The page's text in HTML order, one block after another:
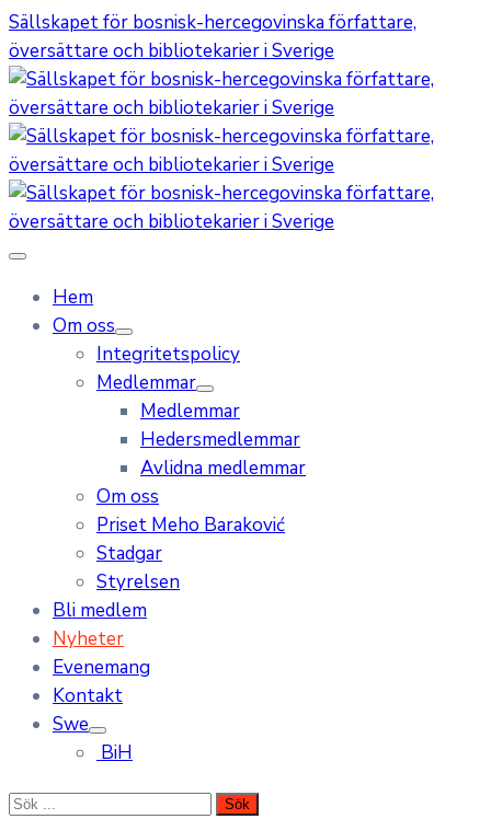
Sällskapet för bosnisk-hercegovinska författare,
översättare och bibliotekarier i Sverige
Hem
Om oss
Integritetspolicy
Medlemmar
Medlemmar
Hedersmedlemmar
Avlidna medlemmar
Om oss
Priset Meho Baraković
Stadgar
Styrelsen
Bli medlem
Nyheter
Evenemang
Kontakt
Swe
BiH